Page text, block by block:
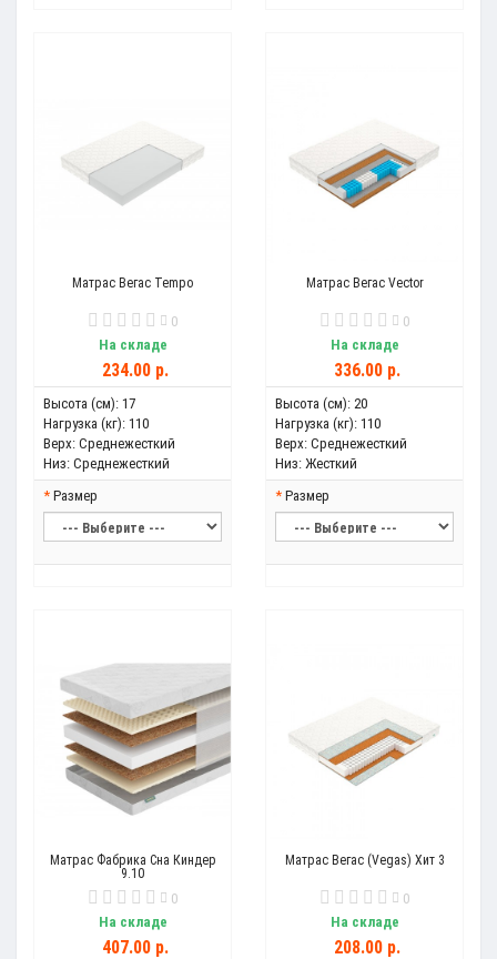
Матрас Вегас Tempo
0
На складе
234.00 р.
Высота (см): 17
Нагрузка (кг): 110
Верх: Среднежесткий
Низ: Среднежесткий
Размер
Матрас Вегас Vector
0
На складе
336.00 р.
Высота (см): 20
Нагрузка (кг): 110
Верх: Среднежесткий
Низ: Жесткий
Размер
Матрас Фабрика Сна Киндер
9.10
0
На складе
407.00 р.
Матрас Вегас (Vegas) Хит 3
0
На складе
208.00 р.